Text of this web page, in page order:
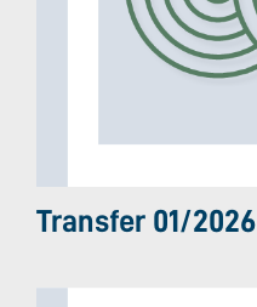
Transfer 01/2026